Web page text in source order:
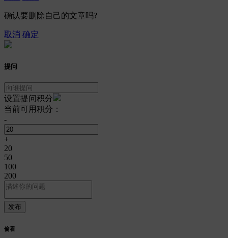
确认要删除自己的文章吗?
取消 确定
提问
设置提问积分
当前可用积分：
-
+
20
50
100
200
偷看